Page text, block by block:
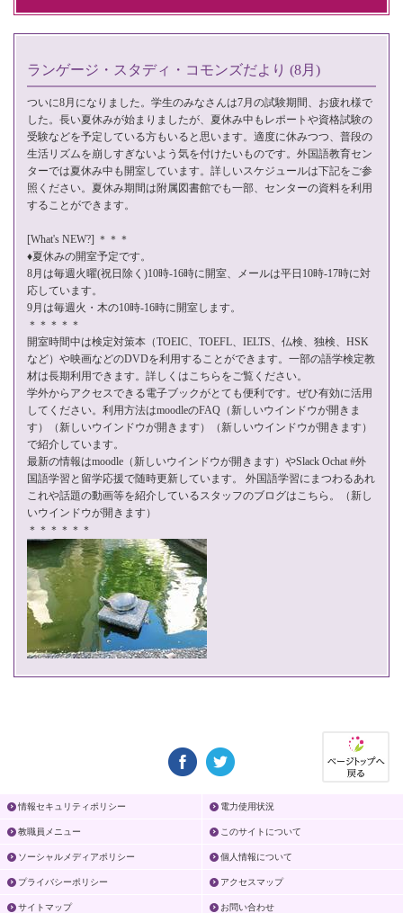
ランゲージ・スタディ・コモンズだより (8月)
ついに8月になりました。学生のみなさんは7月の試験期間、お疲れ様で
した。長い夏休みが始まりましたが、夏休み中もレポートや資格試験の
受験などを予定している方もいると思います。適度に休みつつ、普段の
生活リズムを崩しすぎないよう気を付けたいものです。外国語教育セン
ターでは夏休み中も開室しています。詳しいスケジュールは下記をご参
照ください。夏休み期間は附属図書館でも一部、センターの資料を利用
することができます。
[What's NEW?] ＊＊＊
♦夏休みの開室予定です。
8月は毎週火曜(祝日除く)10時-16時に開室、メールは平日10時-17時に対
応しています。
9月は毎週火・木の10時-16時に開室します。
＊＊＊＊＊
開室時間中は検定対策本（TOEIC、TOEFL、IELTS、仏検、独検、HSK
など）や映画などのDVDを利用することができます。一部の語学検定教
材は長期利用できます。詳しくはこちら をご覧ください。
学外からアクセスできる電子ブックがとても便利です。ぜひ有効に活用
してください。利用方法はmoodleのFAQ （新しいウインドウが開きま
す）（新しいウインドウが開きます）（新しいウインドウが開きます）
で紹介しています。
最新の情報はmoodle （新しいウインドウが開きます）やSlack Ochat #外
国語学習と留学応援で随時更新しています。 外国語学習にまつわるあれ
これや話題の動画等を紹介しているスタッフのブログはこちら。
（新し
いウインドウが開きます）
＊＊＊＊＊＊
情報セキュリティポリシー 電力使用状況
教職員メニュー このサイトについて
ソーシャルメディアポリシー 個人情報について
プライバシーポリシー アクセスマップ
サイトマップ お問い合わせ